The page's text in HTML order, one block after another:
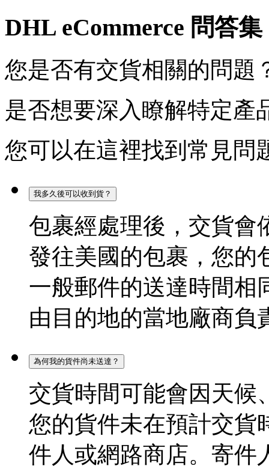
DHL eCommerce 問答集
您是否有交貨相關的問題
是否想要深入瞭解特定產
您可以在這裡找到常見問
我多久後可以收到貨？
包裹經處理後，交貨會
發往美國的包裹，您的
一般郵件的送達時間相
由目的地的當地廠商負
為何我的貨件尚未送達？
交貨時間可能會因天候
您的貨件未在預計交貨
件人或網路商店。寄件